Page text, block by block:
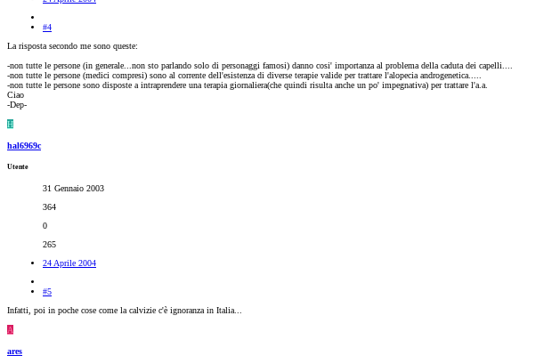
#4
La risposta secondo me sono queste:
-non tutte le persone (in generale...non sto parlando solo di personaggi famosi) danno cosi' importanza al problema della caduta dei capelli....
-non tutte le persone (medici compresi) sono al corrente dell'esistenza di diverse terapie valide per trattare l'alopecia androgenetica.....
-non tutte le persone sono disposte a intraprendere una terapia giornaliera(che quindi risulta anche un po' impegnativa) per trattare l'a.a.
Ciao
-Dep-
H
hal6969c
Utente
31 Gennaio 2003
364
0
265
24 Aprile 2004
#5
Infatti, poi in poche cose come la calvizie c'è ignoranza in Italia...
A
ares